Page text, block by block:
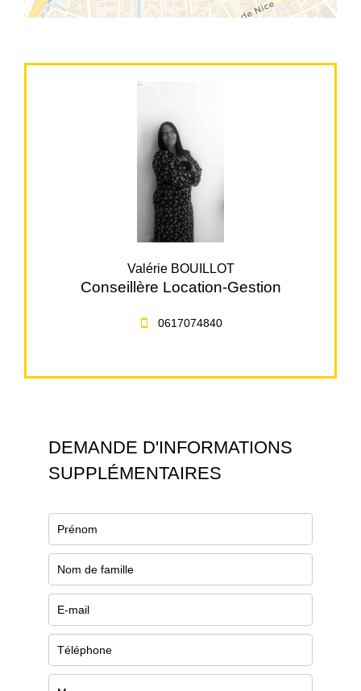
Valérie BOUILLOT
Conseillère Location-Gestion
0617074840
DEMANDE D'INFORMATIONS
SUPPLÉMENTAIRES